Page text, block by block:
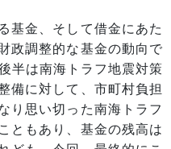
基金、そして借金にあた
政調整的な基金の動向で
半は南海トラフ地震対策
備に対して、市町村負担
り思い切った南海トラフ
ともあり、基金の残高は